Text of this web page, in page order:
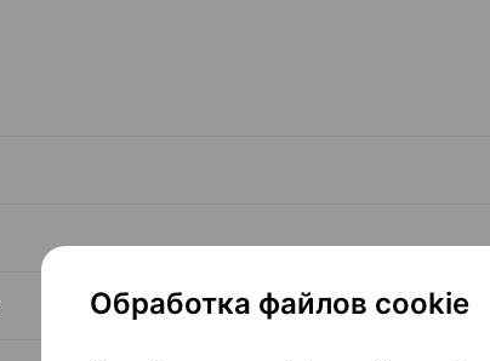
Обработка файлов cookie